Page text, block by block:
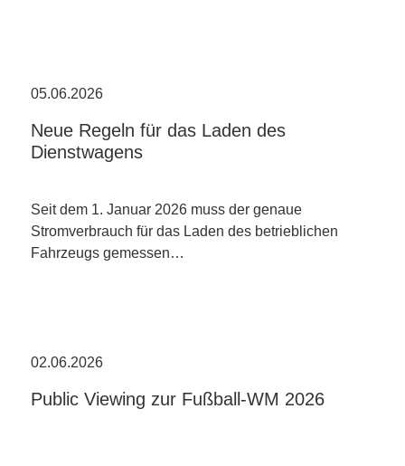
05.06.2026
Neue Regeln für das Laden des
Dienstwagens
Seit dem 1. Januar 2026 muss der genaue
Stromverbrauch für das Laden des betrieblichen
Fahrzeugs gemessen…
02.06.2026
Public Viewing zur Fußball-WM 2026